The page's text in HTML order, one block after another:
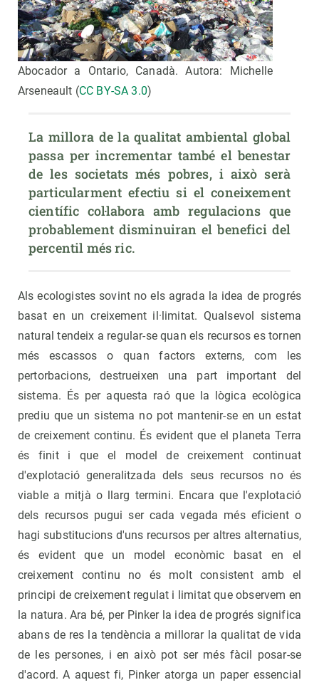
Abocador a Ontario, Canadà. Autora: Michelle
Arseneault (CC BY-SA 3.0)
La millora de la qualitat ambiental global
passa per incrementar també el benestar
de les societats més pobres, i això serà
particularment efectiu si el coneixement
científic col·labora amb regulacions que
probablement disminuiran el benefici del
percentil més ric.
Als ecologistes sovint no els agrada la idea de progrés
basat en un creixement il·limitat. Qualsevol sistema
natural tendeix a regular-se quan els recursos es tornen
més escassos o quan factors externs, com les
pertorbacions, destrueixen una part important del
sistema. És per aquesta raó que la lògica ecològica
prediu que un sistema no pot mantenir-se en un estat
de creixement continu. És evident que el planeta Terra
és finit i que el model de creixement continuat
d'explotació generalitzada dels seus recursos no és
viable a mitjà o llarg termini. Encara que l'explotació
dels recursos pugui ser cada vegada més eficient o
hagi substitucions d'uns recursos per altres alternatius,
és evident que un model econòmic basat en el
creixement continu no és molt consistent amb el
principi de creixement regulat i limitat que observem en
la natura. Ara bé, per Pinker la idea de progrés significa
abans de res la tendència a millorar la qualitat de vida
de les persones, i en això pot ser més fàcil posar-se
d'acord. A aquest fi, Pinker atorga un paper essencial